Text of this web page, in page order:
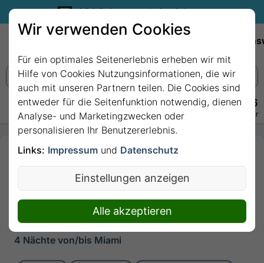
35€ Reisegutschein sichern.
+49 228 3875 7256
Persönlich · Kostenlos · Täglich 08–22 Uhr
4 Nächte -
Karibische
Entdeckungsreise ab
Miami mit Norwegian
Joy
4 Nächte von/bis Miami
Wir verwenden Cookies
Für ein optimales Seitenerlebnis erheben wir mit
Hilfe von Cookies Nutzungsinformationen, die wir
auch mit unseren Partnern teilen. Die Cookies sind
entweder für die Seitenfunktion notwendig, dienen
Analyse- und Marketingzwecken oder
personalisieren Ihr Benutzererlebnis.
Links: Impressum und Datenschutz
Einstellungen anzeigen
Alle akzeptieren